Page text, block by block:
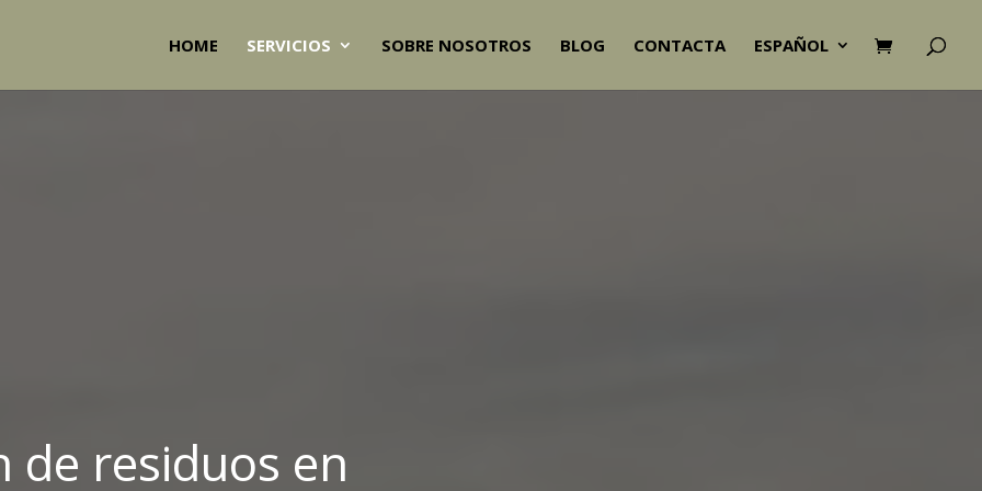
HOME SERVICIOS SOBRE NOSOTROS BLOG CONTACTA ESPAÑOL
residuos en